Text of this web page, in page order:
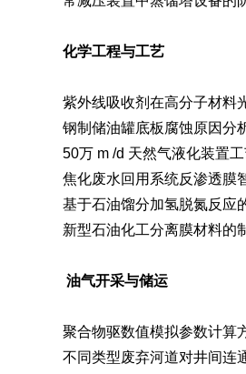
化学工程与工艺
紫外线吸收剂在高分子材
钢制储油罐底板腐蚀原因
50万 m /d 天然气液化装置
焦化废水回用系统反渗透
基于石油馏分加氢脱氮反
新型石油化工分离膜材料
油气开采与储运
聚合物驱数值模拟参数计
不同类型废弃河道对井间